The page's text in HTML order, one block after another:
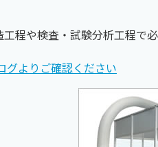
工程や検査・試験分析工程で
グよりご確認ください